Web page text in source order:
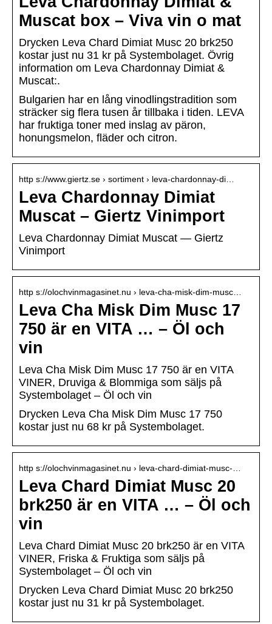
Muscat box – Viva vin o mat
Drycken Leva Chard Dimiat Musc 20 brk250
kostar just nu 31 kr på Systembolaget. Övrig
information om Leva Chardonnay Dimiat &
Muscat:.
Bulgarien har en lång vinodlingstradition som
sträcker sig flera tusen år tillbaka i tiden. LEVA
har fruktiga toner med inslag av päron,
honungsmelon, fläder och citron.
http s://www.giertz.se › sortiment › leva-chardonnay-di…
Leva Chardonnay Dimiat
Muscat – Giertz Vinimport
Leva Chardonnay Dimiat Muscat — Giertz
Vinimport
http s://olochvinmagasinet.nu › leva-cha-misk-dim-musc…
Leva Cha Misk Dim Musc 17
750 är en VITA … – Öl och
vin
Leva Cha Misk Dim Musc 17 750 är en VITA
VINER, Druviga & Blommiga som säljs på
Systembolaget – Öl och vin
Drycken Leva Cha Misk Dim Musc 17 750
kostar just nu 68 kr på Systembolaget.
http s://olochvinmagasinet.nu › leva-chard-dimiat-musc-…
Leva Chard Dimiat Musc 20
brk250 är en VITA … – Öl och
vin
Leva Chard Dimiat Musc 20 brk250 är en VITA
VINER, Friska & Fruktiga som säljs på
Systembolaget – Öl och vin
Drycken Leva Chard Dimiat Musc 20 brk250
kostar just nu 31 kr på Systembolaget.